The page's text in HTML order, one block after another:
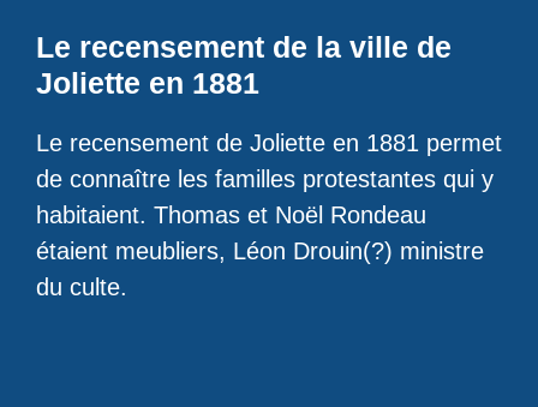
Le recensement de la ville de
Joliette en 1881
Le recensement de Joliette en 1881 permet
de connaître les familles protestantes qui y
habitaient. Thomas et Noël Rondeau
étaient meubliers, Léon Drouin(?) ministre
du culte.